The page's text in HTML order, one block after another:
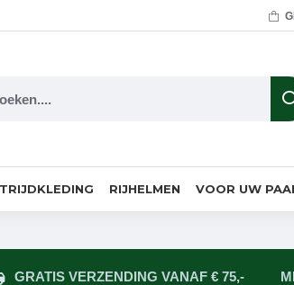
RIJHELMEN VOOR UW
GRATIS VERZENDING VANAF € 75,-